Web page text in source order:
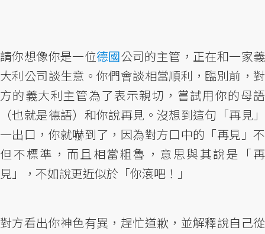
請你想像你是一位德國公司的主管，正在和一家義
大利公司談生意。你們會談相當順利，臨別前，對
方的義大利主管為了表示親切，嘗試用你的母語
（也就是德語）和你說再見。沒想到這句「再見」
一出口，你就嚇到了，因為對方口中的「再見」不
但不標準，而且相當粗魯，意思與其說是「再
見」，不如說更近似於「你滾吧！」
對方看出你神色有異，趕忙道歉，並解釋說自己從